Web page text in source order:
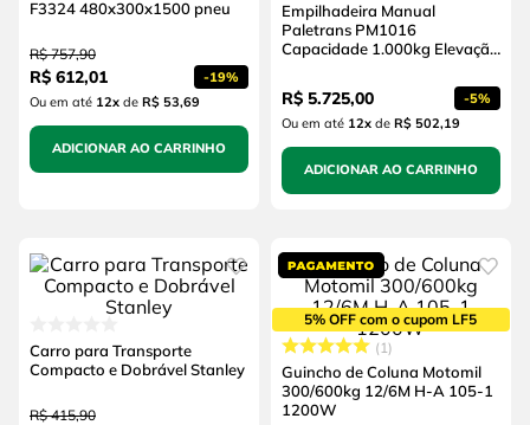
F3324 480x300x1500 pneu
R$ 757,90
R$ 612,01 -19%
Ou em até 12xde R$ 53,69
ADICIONAR AO CARRINHO
Empilhadeira Manual
Paletrans PM1016
Capacidade 1.000kg Elevação
R$ 5.725,00 -5%
Ou em até 12xde R$ 502,19
ADICIONAR AO CARRINHO
Carro para Transporte
Compacto e Dobrável Stanley
R$ 415,90
5% OFF com o cupom LF5
1
Guincho de Coluna Motomil
300/600kg 12/6M H-A 105-1
1200W